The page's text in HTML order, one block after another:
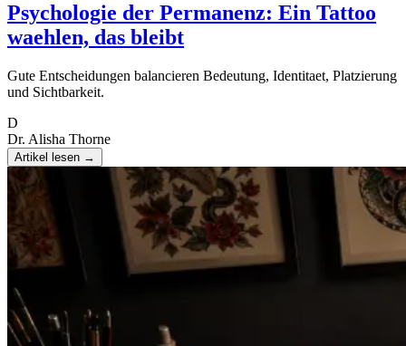
Psychologie der Permanenz: Ein Tattoo
waehlen, das bleibt
Gute Entscheidungen balancieren Bedeutung, Identitaet, Platzierung
und Sichtbarkeit.
D
Dr. Alisha Thorne
Artikel lesen →